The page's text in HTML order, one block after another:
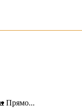
Прямо...